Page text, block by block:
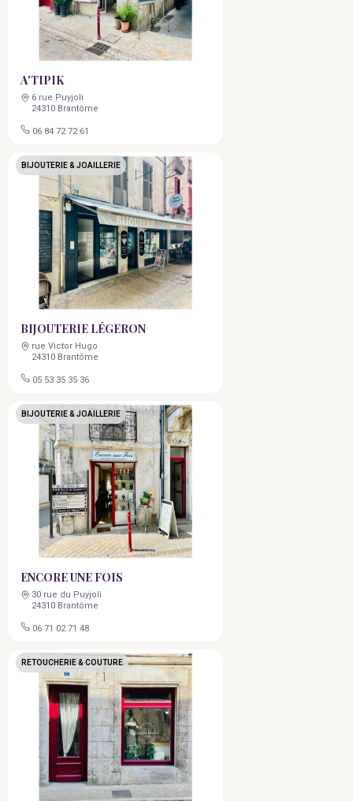
A'TIPIK
6 rue Puyjoli
24310 Brantôme
06 84 72 72 61
BIJOUTERIE LÉGERON
rue Victor Hugo
24310 Brantôme
05 53 35 35 36
BIJOUTERIE & JOAILLERIE
ENCORE UNE FOIS
30 rue du Puyjoli
24310 Brantôme
06 71 02 71 48
BIJOUTERIE & JOAILLERIE
RETOUCHERIE & COUTURE